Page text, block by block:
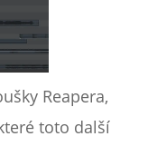
Reapera,
toto další